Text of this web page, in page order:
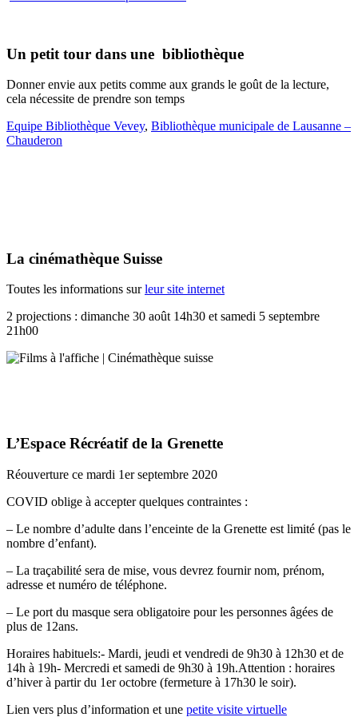
Un petit tour dans une bibliothèque
Donner envie aux petits comme aux grands le goût de la lecture,
cela nécessite de prendre son temps
Equipe Bibliothèque Vevey, Bibliothèque municipale de Lausanne –
Chauderon
La cinémathèque Suisse
Toutes les informations surleur site internet
2 projections : dimanche 30 août 14h30 et samedi 5 septembre
21h00
L’Espace Récréatif de la Grenette
Réouverture ce mardi 1er septembre 2020
COVID oblige à accepter quelques contraintes :
– Le nombre d’adulte dans l’enceinte de la Grenette est limité (pas le
nombre d’enfant).
– La traçabilité sera de mise, vous devrez fournir nom, prénom,
adresse et numéro de téléphone.
– Le port du masque sera obligatoire pour les personnes âgées de
plus de 12ans.
Horaires habituels:- Mardi, jeudi et vendredi de 9h30 à 12h30 et de
14h à 19h- Mercredi et samedi de 9h30 à 19h.Attention : horaires
d’hiver à partir du 1er octobre (fermeture à 17h30 le soir).
Lien vers plus d’information et une petite visite virtuelle